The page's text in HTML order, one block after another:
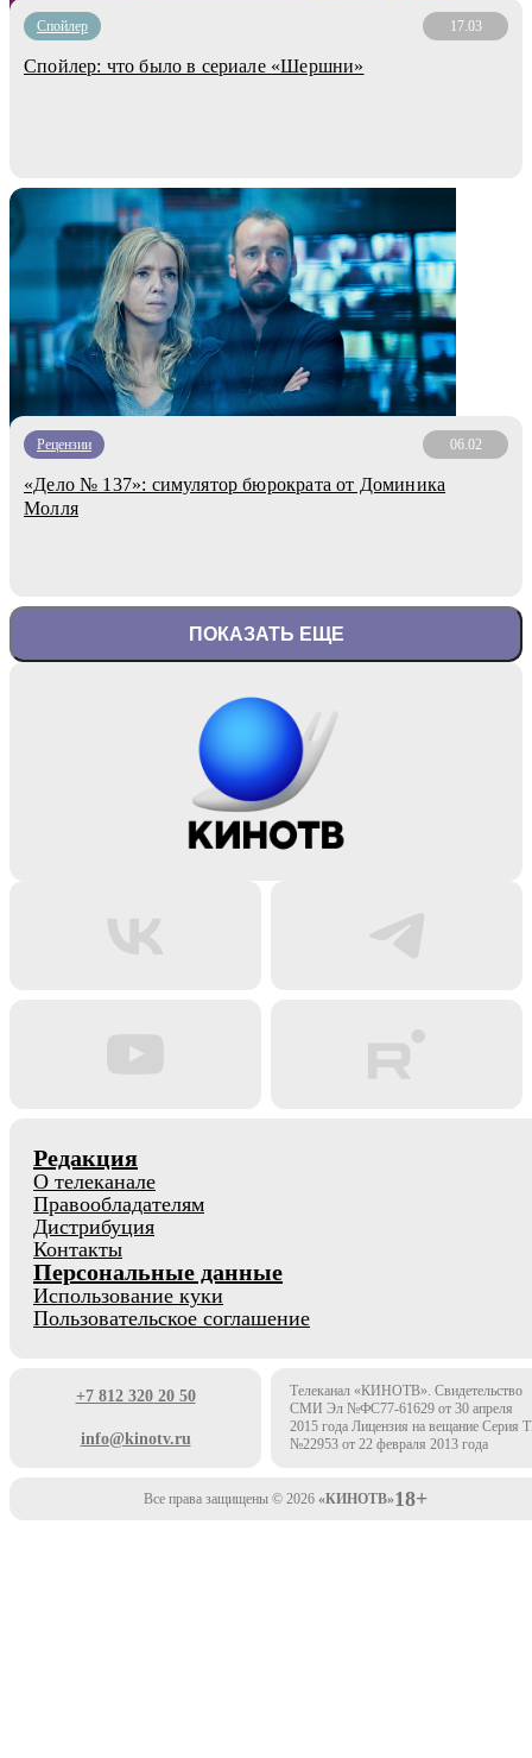
Cпойлер 17.03
Спойлер: что было в сериале «Шершни»
Рецензии 06.02
«Дело № 137»: симулятор бюрократа от Доминика
Молля
ПОКАЗАТЬ ЕЩЕ
Редакция
О телеканале
Правообладателям
Дистрибуция
Контакты
Персональные данные
Использование куки
Пользовательское соглашение
+7 812 320 20 50
info@kinotv.ru
Телеканал «КИНОТВ». Свидетельство
СМИ Эл №ФС77-61629 от 30 апреля
2015 года Лицензия на вещание Серия
№22953 от 22 февраля 2013 года
Все права защищены © 2026 «КИНОТВ»18+